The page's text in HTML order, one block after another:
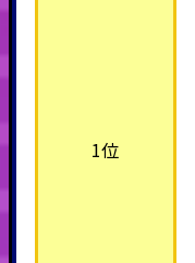
1位